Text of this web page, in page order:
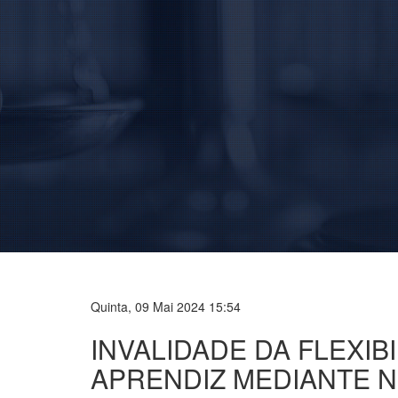
Quinta, 09 Mai 2024 15:54
INVALIDADE DA
APRENDIZ MEDIANTE